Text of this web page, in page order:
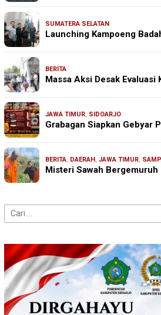
SUMATERA SELATAN
Launching Kampoeng
BERITA
Massa Aksi Desak Evaluasi
JAWA TIMUR, SIDOARJO
Grabagan Siapkan Gebyar
BERITA, DAERAH , JAWA TIMUR,
Misteri Sawah
Cari
untuk: